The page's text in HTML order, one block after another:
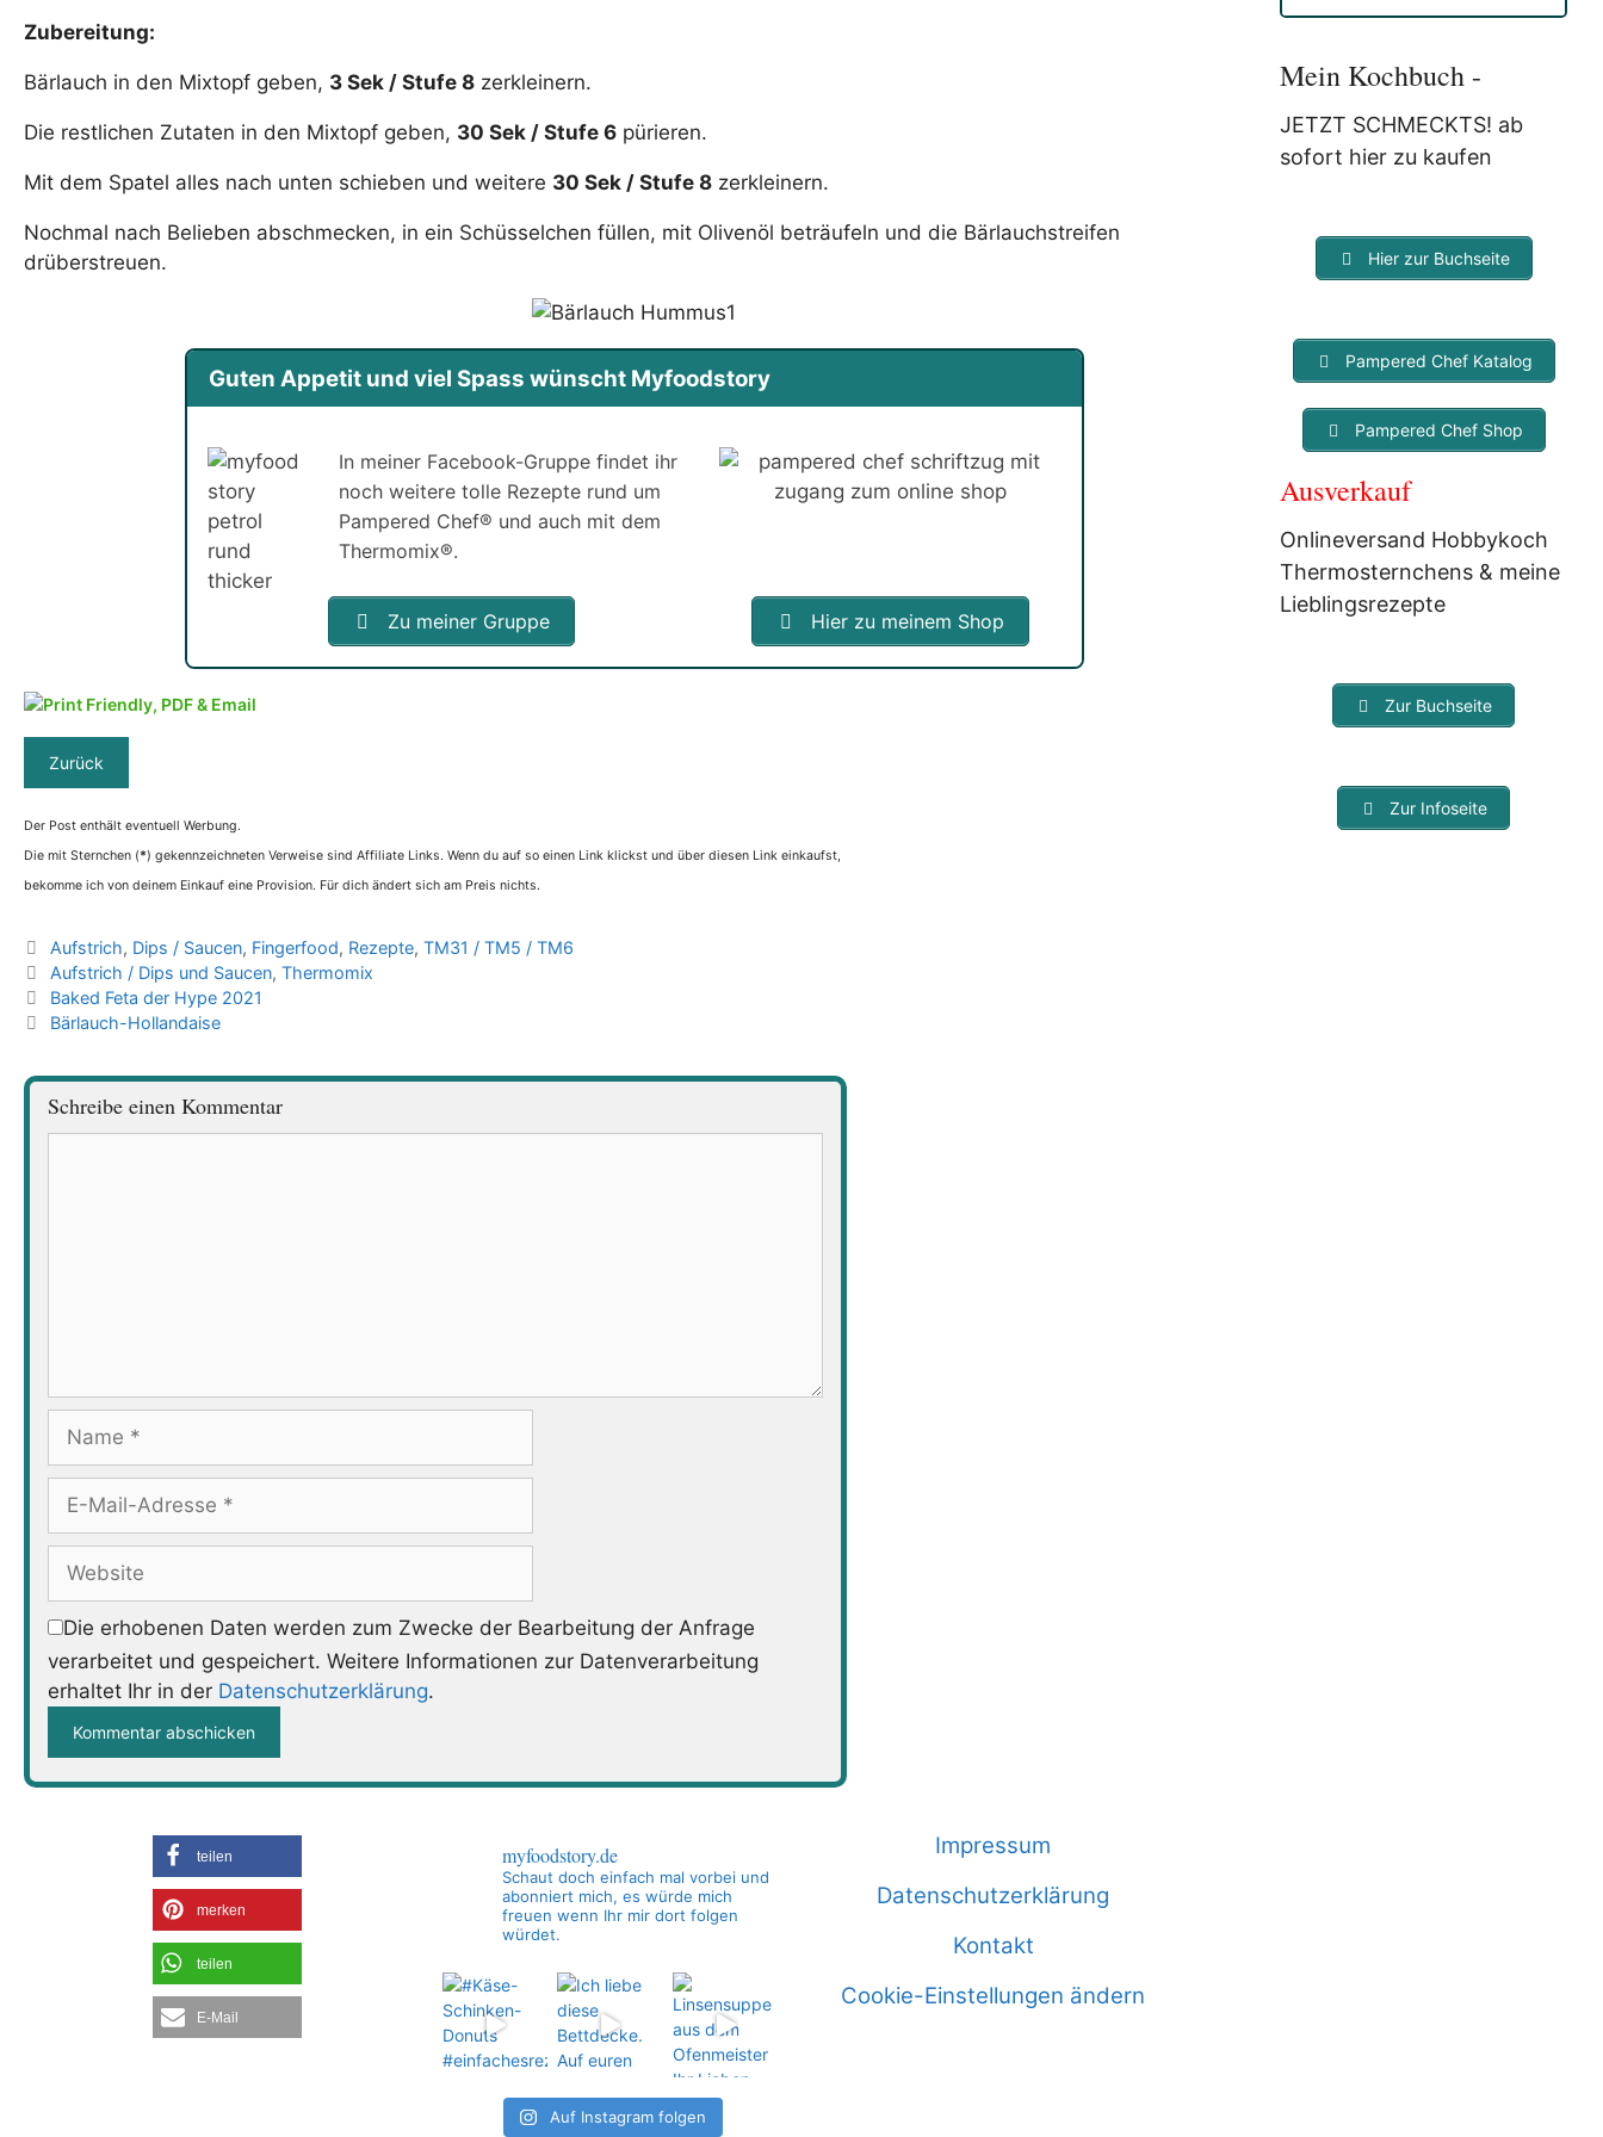
Zubereitung:
Bärlauch in den Mixtopf geben, 3 Sek / Stufe 8 zerkleinern.
Die restlichen Zutaten in den Mixtopf geben, 30 Sek / Stufe 6 pürieren.
Mit dem Spatel alles nach unten schieben und weitere 30 Sek / Stufe 8 zerkleinern.
Nochmal nach Belieben abschmecken, in ein Schüsselchen füllen, mit Olivenöl beträufeln und die Bärlauchstreifen
drüberstreuen.
Guten Appetit und viel Spass wünscht Myfoodstory
In meiner Facebook-Gruppe findet ihr
noch weitere tolle Rezepte rund um
Pampered Chef® und auch mit dem
Thermomix®.
Zu meiner Gruppe Hier zu meinem Shop
Der Post enthält eventuell Werbung.
Die mit Sternchen (*) gekennzeichneten Verweise sind Affiliate Links. Wenn du auf so einen Link klickst und über diesen Link einkaufst,
bekomme ich von deinem Einkauf eine Provision. Für dich ändert sich am Preis nichts.
Kategorien
Aufstrich, Dips / Saucen, Fingerfood, Rezepte, TM31 / TM5 / TM6
Schlagwörter
Aufstrich / Dips und Saucen, Thermomix
Baked Feta der Hype 2021
Bärlauch-Hollandaise
Schreibe einen Kommentar
Name
Adresse
Website
Die erhobenen Daten werden zum Zwecke der Bearbeitung der Anfrage
verarbeitet und gespeichert. Weitere Informationen zur Datenverarbeitung
erhaltet Ihr in der Datenschutzerklärung.
Mit der Nutzung dieses
der Speicherung und
Verarbeitung Deiner Daten
werdenNICHTan Dritte
weitergegeben und dienen nur
für diesen Service!
Mein Kochbuch -
JETZT SCHMECKTS! ab
sofort hier zu kaufen
Hier zur Buchseite
Pampered Chef Katalog
Pampered Chef Shop
Ausverkauf
Onlineversand Hobbykoch
Thermosternchens & meine
Lieblingsrezepte
Zur Buchseite
Zur Infoseite
teilen
merken
teilen
E-Mail
myfoodstory.de
Schaut doch einfach mal vorbei und
abonniert mich, es würde mich
freuen wenn Ihr mir dort folgen
würdet.
Auf Instagram folgen
Impressum
Datenschutzerklärung
Kontakt
Cookie-Einstellungen ändern